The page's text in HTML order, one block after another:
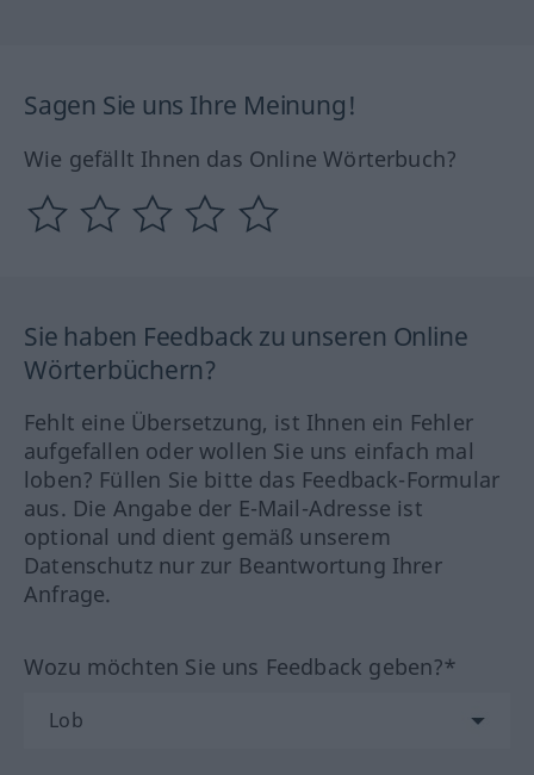
Sagen Sie uns Ihre Meinung!
Wie gefällt Ihnen das Online Wörterbuch?
Sie haben Feedback zu unseren Online
Wörterbüchern?
Fehlt eine Übersetzung, ist Ihnen ein Fehler
aufgefallen oder wollen Sie uns einfach mal
loben? Füllen Sie bitte das Feedback-Formular
aus. Die Angabe der E-Mail-Adresse ist
optional und dient gemäß unserem
Datenschutz nur zur Beantwortung Ihrer
Anfrage.
Wozu möchten Sie uns Feedback geben?*